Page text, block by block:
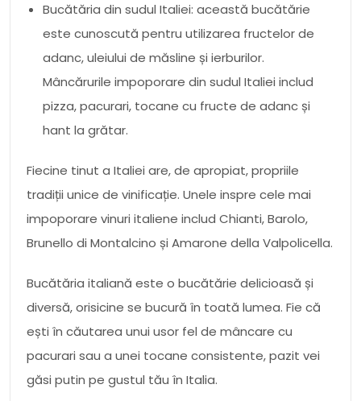
Bucătăria din sudul Italiei: această bucătărie
este cunoscută pentru utilizarea fructelor de
adanc, uleiului de măsline și ierburilor.
Mâncărurile impoporare din sudul Italiei includ
pizza, pacurari, tocane cu fructe de adanc și
hant la grătar.
Fiecine tinut a Italiei are, de apropiat, propriile
tradiții unice de vinificație. Unele inspre cele mai
impoporare vinuri italiene includ Chianti, Barolo,
Brunello di Montalcino și Amarone della Valpolicella.
Bucătăria italiană este o bucătărie delicioasă și
diversă, orisicine se bucură în toată lumea. Fie că
ești în căutarea unui usor fel de mâncare cu
pacurari sau a unei tocane consistente, pazit vei
găsi putin pe gustul tău în Italia.